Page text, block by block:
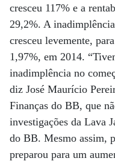
cresceu 117% e a
29,2%. A
cresceu levemente,
1,97%, em 2014.
inadimplência no
diz José Maurício
Finanças do BB, que
investigações da Lava
do BB. Mesmo assim,
preparou para um